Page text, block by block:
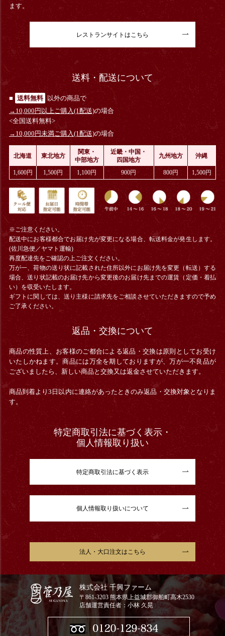
ます。
レストランサイトはこちら
送料・配送について
■ 送料無料
以外の商品で
→10,000円以上ご購入(1配送)の場合
<全国送料無料>
→10,000円未満ご購入(1配送)の場合
北海道 東北地方
関東・
中部地方
近畿・中国・
四国地方
九州地方 沖縄
1,600円 1,500円 1,100円 900円 800円 1,500円
※ご注意ください。
配送中にお客様都合でお届け先が変更になる場合、 転送料金が発生します。
(佐川急便／ヤマト運輸)
再度配達先をご確認の上ご注文ください。
万が一、荷物の送り状に記載された住所以外にお届け先を変更（転送）する
場合、送り状記載のお届け先から変更後のお届け先までの運賃（定価・着払
い）を収受いたします。
ギフトに関しては、送り主様に請求先をご相談させていただきますので予め
ご了承ください。
返品・交換について
商品の性質上、お客様のご都合による返品・交換は原則としてお受け
いたしかねます。商品には万全を期しておりますが、万が一不良品が
ございましたら、新しい商品と交換又は返金させていただきます。
商品到着より3日以内に連絡があったときのみ返品・交換対象となりま
す。
特定商取引法に基づく表示・
個人情報取り扱い
特定商取引法に基づく表示
個人情報取り扱いについて
法人・大口注文はこちら
株式会社 千興ファーム
〒861-3203 熊本県上益城郡御船町高木2530
店舗運営責任者：小林 久晃